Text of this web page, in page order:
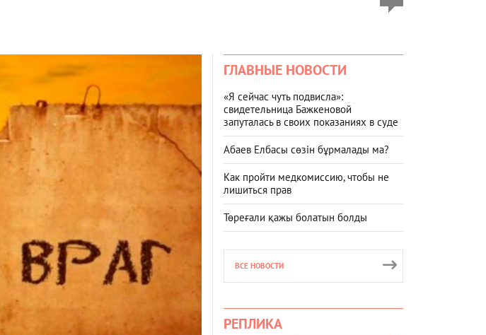
ГЛАВНЫЕ НОВОСТИ
«Я сейчас чуть подвисла»:
свидетельница Бажкеновой
запуталась в своих показаниях в суде
Абаев Елбасы сөзін бұрмалады ма?
Как пройти медкомиссию, чтобы не
лишиться прав
Төреғали қажы болатын болды
ВСЕ НОВОСТИ
РЕПЛИКА